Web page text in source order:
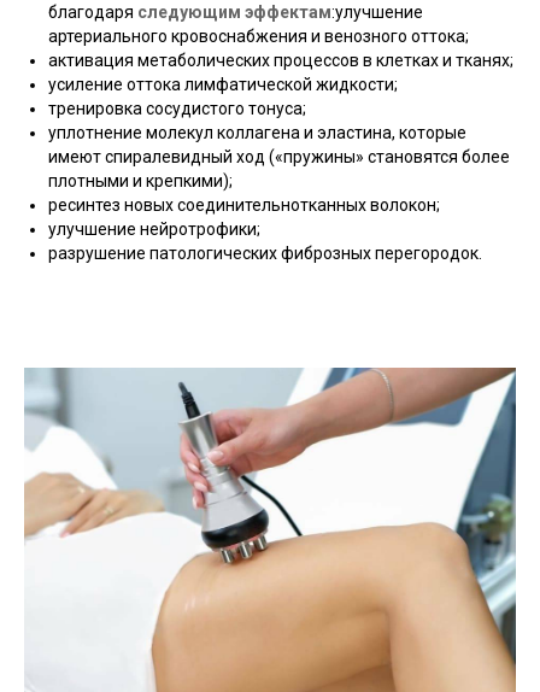
благодаря следующим эффектам:улучшение
артериального кровоснабжения и венозного оттока;
активация метаболических процессов в клетках и тканях;
усиление оттока лимфатической жидкости;
тренировка сосудистого тонуса;
уплотнение молекул коллагена и эластина, которые
имеют спиралевидный ход («пружины» становятся более
плотными и крепкими);
ресинтез новых соединительнотканных волокон;
улучшение нейротрофики;
разрушение патологических фиброзных перегородок.